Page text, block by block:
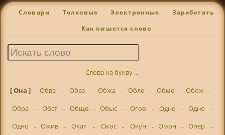
Словари Толковые Электронные Заработать
Как пишется слово
Слова на букву ...
[ Она ]- Обве - Обез - Обжа - Обле - Обме - Обож -
Обра
- Обст - Обще - Обыс - Огов - Одно - Одно
-
Одно
- Ожив - Окат - Окос - Окун - Омон - Опер
-